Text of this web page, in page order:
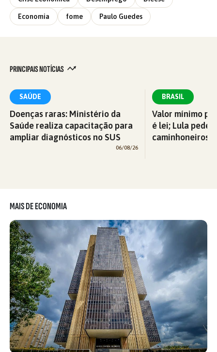
Economia fome Paulo Guedes
PRINCIPAIS NOTÍCIAS
SAÚDE
Doenças raras: Ministério da
Saúde realiza capacitação para
ampliar diagnósticos no SUS
06/08/26
BRASIL
Valor mínimo
é lei; Lula pede
caminhoneiros
MAIS DE ECONOMIA